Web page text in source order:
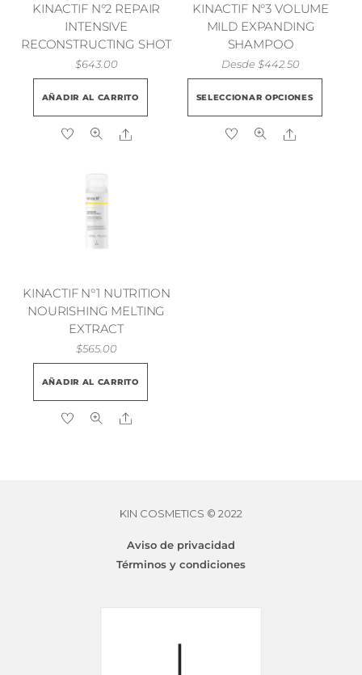
KINACTIF N°2 REPAIR
INTENSIVE
RECONSTRUCTING SHOT
$643.00
AÑADIR AL CARRITO
Share
KINACTIF N°3 VOLUME
MILD EXPANDING
SHAMPOO
Desde $442.50
SELECCIONAR OPCIONES
Share
KINACTIF N°1 NUTRITION
NOURISHING MELTING
EXTRACT
$565.00
AÑADIR AL CARRITO
Share
KIN COSMETICS © 2022
Aviso de privacidad
Términos y condiciones